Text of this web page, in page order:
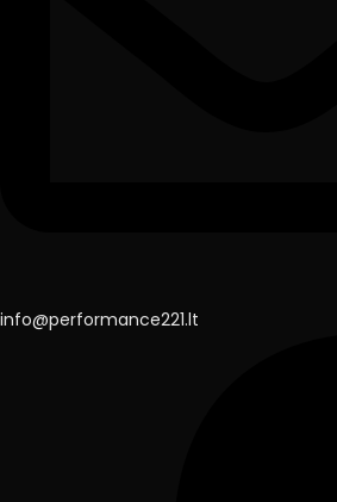
info@performance221.lt